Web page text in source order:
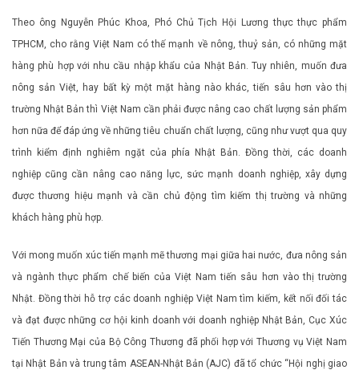
Theo ông Nguyễn Phúc Khoa, Phó Chủ Tịch Hội Lương thực thực phẩm
TPHCM, cho rằng Việt Nam có thế mạnh về nông, thuỷ sản, có những mặt
hàng phù hợp với nhu cầu nhập khẩu của Nhật Bản. Tuy nhiên, muốn đưa
nông sản Việt, hay bất kỳ một mặt hàng nào khác, tiến sâu hơn vào thị
trường Nhật Bản thì Việt Nam cần phải được nâng cao chất lượng sản phẩm
hơn nữa để đáp ứng về những tiêu chuẩn chất lượng, cũng như vượt qua quy
trình kiểm định nghiêm ngặt của phía Nhật Bản. Đồng thời, các doanh
nghiệp cũng cần nâng cao năng lực, sức mạnh doanh nghiệp, xây dựng
được thương hiệu mạnh và cần chủ động tìm kiếm thị trường và những
khách hàng phù hợp.
Với mong muốn xúc tiến mạnh mẽ thương mại giữa hai nước, đưa nông sản
và ngành thực phẩm chế biến của Việt Nam tiến sâu hơn vào thị trường
Nhật. Đồng thời hỗ trợ các doanh nghiệp Việt Nam tìm kiếm, kết nối đối tác
và đạt được những cơ hội kinh doanh với doanh nghiệp Nhật Bản, Cục Xúc
Tiến Thương Mại của Bộ Công Thương đã phối hợp với Thương vụ Việt Nam
tại Nhật Bản và trung tâm ASEAN-Nhật Bản (AJC) đã tổ chức “Hội nghị giao